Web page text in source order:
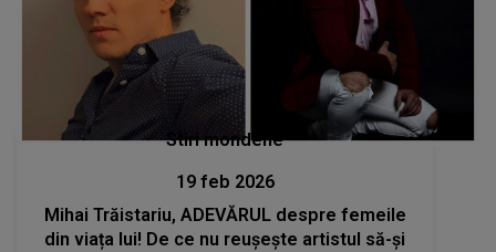
Stiri mondene
19 feb 2026
Mihai Trăistariu, ADEVĂRUL despre femeile
din viața lui! De ce nu reușește artistul să-și